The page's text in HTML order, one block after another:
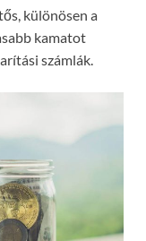
különösen a
kamatot
számlák.